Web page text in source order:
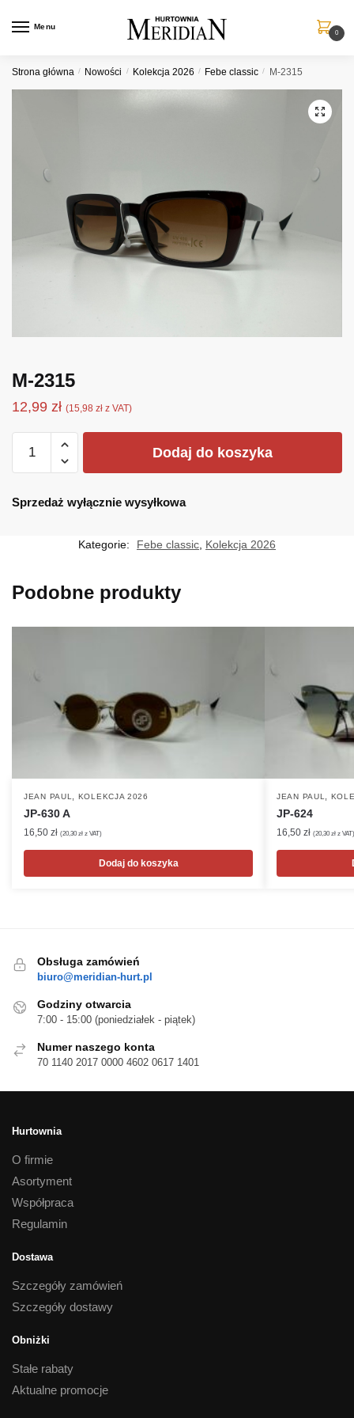
Menu
0
Strona główna / Nowości / Kolekcja 2026 / Febe classic / M-2315
M-2315
12,99 zł (15,98 zł z VAT)
Dodaj do koszyka
Sprzedaż wyłącznie wysyłkowa
Kategorie: Febe classic, Kolekcja 2026
Podobne produkty
JEAN PAUL, KOLEKCJA 2026
JP-630 A
16,50 zł (20,30 zł z VAT)
Dodaj do koszyka
JEAN PAUL,
JP-624
16,50 zł (20,30 zł z VAT)
Obsługa zamówień
biuro@meridian-hurt.pl
Godziny otwarcia
7:00 - 15:00 (poniedziałek - piątek)
Numer naszego konta
70 1140 2017 0000 4602 0617 1401
Hurtownia
O firmie
Asortyment
Współpraca
Regulamin
Dostawa
Szczegóły zamówień
Szczegóły dostawy
Obniżki
Stałe rabaty
Aktualne promocje